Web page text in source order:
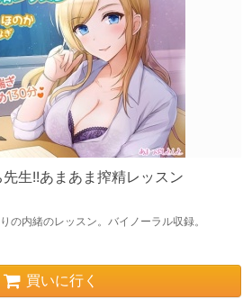
生!!あまあま搾精レッスン
の内緒のレッスン。バイノーラル収録。
買いに行く